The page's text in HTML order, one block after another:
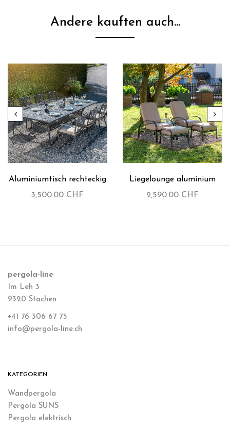
Andere kauften auch...
Aluminiumtisch rechteckig
3,500.00 CHF
Liegelounge aluminium
2,590.00 CHF
pergola-line
Im Leh 3
9320 Stachen
+41 76 306 67 75
info@pergola-line.ch
KATEGORIEN
Wandpergola
Pergola SUNS
Pergola elektrisch